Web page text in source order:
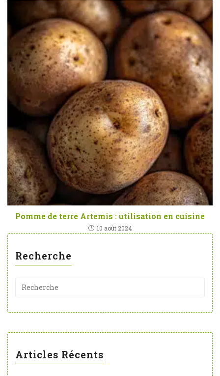
Pomme de terre Artemis : utilisation en cuisine
10 août 2024
Recherche
Articles Récents